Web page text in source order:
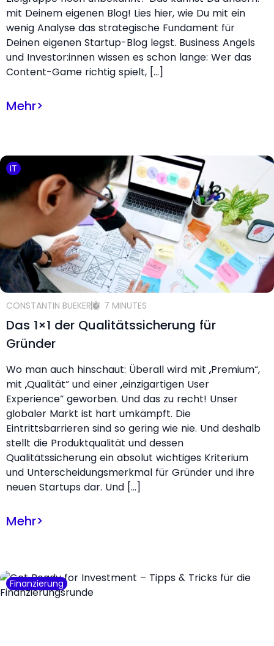
mit Deinem eigenen Blog! Lies hier, wie Du mit ein
wenig Analyse das strategische Fundament für
Deinen eigenen Startup-Blog legst. Business Angels
und Investor:innen wissen es schon lange: Wer das
Content-Game richtig spielt, […]
Mehr>
IT
CONSTANTIN BUEKER 7 MINUTES
Das 1×1 der Qualitätssicherung für
Gründer
Wo man auch hinschaut: Überall wird mit „Premium“,
mit „Qualität“ und einer „einzigartigen User
Experience“ geworben. Und das zu recht! Unser
globaler Markt ist hart umkämpft. Die
Eintrittsbarrieren sind so gering wie nie. Und deshalb
stellt die Produktqualität und dessen
Qualitätssicherung ein absolut wichtiges Kriterium
und Unterscheidungsmerkmal für Gründer und ihre
neuen Startups dar. Und […]
Mehr>
Finanzierung